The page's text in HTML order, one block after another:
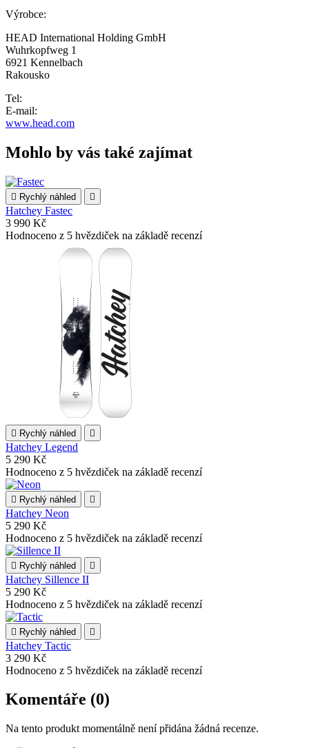
Výrobce:
HEAD International Holding GmbH
Wuhrkopfweg 1
6921 Kennelbach
Rakousko
Tel:
E-mail:
www.head.com
Mohlo by vás také zajímat
 Rychlý náhled 
Hatchey Fastec
3 990 Kč
Hodnoceno z 5 hvězdiček na základě recenzí
 Rychlý náhled 
Hatchey Legend
5 290 Kč
Hodnoceno z 5 hvězdiček na základě recenzí
 Rychlý náhled 
Hatchey Neon
5 290 Kč
Hodnoceno z 5 hvězdiček na základě recenzí
 Rychlý náhled 
Hatchey Sillence II
5 290 Kč
Hodnoceno z 5 hvězdiček na základě recenzí
 Rychlý náhled 
Hatchey Tactic
3 290 Kč
Hodnoceno z 5 hvězdiček na základě recenzí
Komentáře (0)
Na tento produkt momentálně není přidána žádná recenze.